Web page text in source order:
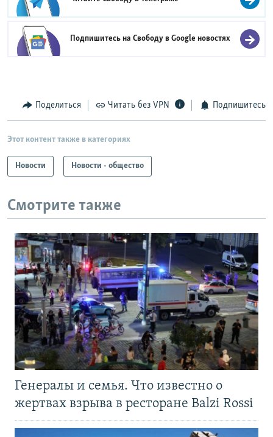
Подпишитесь на Свободу вGoogle новостях
Поделиться Читать без VPN Подпишитесь
Этот контент также в категориях
Новости Новости - общество
Смотрите также
Генералы и семья. Что известно о
жертвах взрыва в ресторане Balzi Rossi